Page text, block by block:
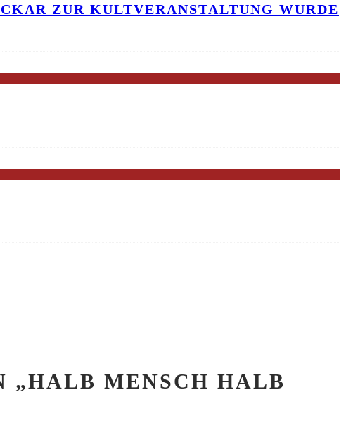
ZUR KULTVERANSTALTUNG WURDE
„HALB MENSCH HALB